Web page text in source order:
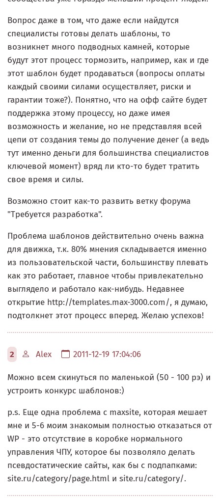
Вопрос даже в том, что даже если найдутся
специалисты готовы делать шаблоны, то
возникнет много подводных камней, которые
будут этот процесс тормозить, например, как и где
этот шаблон будет продаваться (вопросы оплаты
каждый своими силами осуществляет, риски и
гарантии тоже?). Понятно, что на офф сайте будет
поддержка этому процессу, но даже имея
возможность и желание, но не представляя всей
цепи от создания темы до получение денег (а ведь
тут именно деньги для большинства специалистов
ключевой момент) вряд ли кто-то будет тратить
свое время и силы.
Возможно стоит как-то развить ветку форума
"Требуется разработка".
Проблема шаблонов действительно очень важна
для движка, т.к. 80% мнения складывается именно
из пользовательской части, большинству плевать
как это работает, главное чтобы привлекательно
выглядело и работало как-нибудь. Недавнее
открытие http://templates.max-3000.com/, я думаю,
подтолкнет этот процесс вперед. Желаю успехов!
2 Alex 2011-12-19 17:04:06
Можно всем скинуться по маленькой (50 - 100 рэ) и
устроить конкурс шаблонов:)
p.s. Еще одна проблема с maxsite, которая мешает
мне и 5-6 моим знакомым полностью отказаться от
WP - это отсутствие в коробке нормального
управления ЧПУ, которое бы позволяло делать
псевдостатические сайты, как бы с подпапками:
site.ru/category/page.html и site.ru/category/.